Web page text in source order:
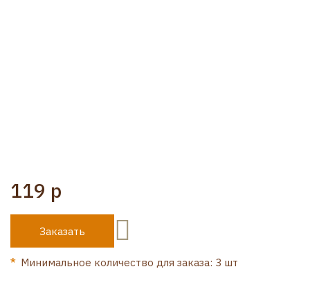
119 р
Заказать
Минимальное количество для заказа: 3 шт